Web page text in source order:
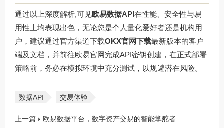
通过以上深度解析,可见欧易数据API在性能、安全性与易
用性上均表现出色，无论您是个人量化爱好者还是机构用
户，建议通过官方渠道下载OKX官网下载最新版本的客户
端及文档，并前往欧易官网完成API密钥创建，在正式部署
策略前，务必在模拟环境中充分测试，以规避潜在风险。
数据API 交易体验
上一篇
欧易数据平台，数字资产交易的智能掌舵者